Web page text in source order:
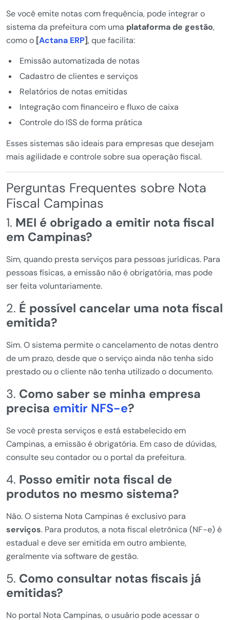
Se você emite notas com frequência, pode integrar o
sistema da prefeitura com uma plataforma de gestão,
como o [Actana ERP], que facilita:
Emissão automatizada de notas
Cadastro de clientes e serviços
Relatórios de notas emitidas
Integração com financeiro e fluxo de caixa
Controle do ISS de forma prática
Esses sistemas são ideais para empresas que desejam
mais agilidade e controle sobre sua operação fiscal.
Perguntas Frequentes sobre Nota
Fiscal Campinas
1. MEI é obrigado a emitir nota fiscal
em Campinas?
Sim, quando presta serviços para pessoas jurídicas. Para
pessoas físicas, a emissão não é obrigatória, mas pode
ser feita voluntariamente.
2. É possível cancelar uma nota fiscal
emitida?
Sim. O sistema permite o cancelamento de notas dentro
de um prazo, desde que o serviço ainda não tenha sido
prestado ou o cliente não tenha utilizado o documento.
3. Como saber se minha empresa
precisa emitir NFS-e?
Se você presta serviços e está estabelecido em
Campinas, a emissão é obrigatória. Em caso de dúvidas,
consulte seu contador ou o portal da prefeitura.
4. Posso emitir nota fiscal de
produtos no mesmo sistema?
Não. O sistema Nota Campinas é exclusivo para
serviços. Para produtos, a nota fiscal eletrônica (NF-e) é
estadual e deve ser emitida em outro ambiente,
geralmente via software de gestão.
5. Como consultar notas fiscais já
emitidas?
No portal Nota Campinas, o usuário pode acessar o